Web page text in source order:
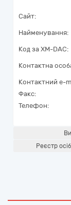
Сайт:
Найменування:
Код за XM-DAC:
Контактна
Контактний e-
Факс:
Телефон:
Реєстр